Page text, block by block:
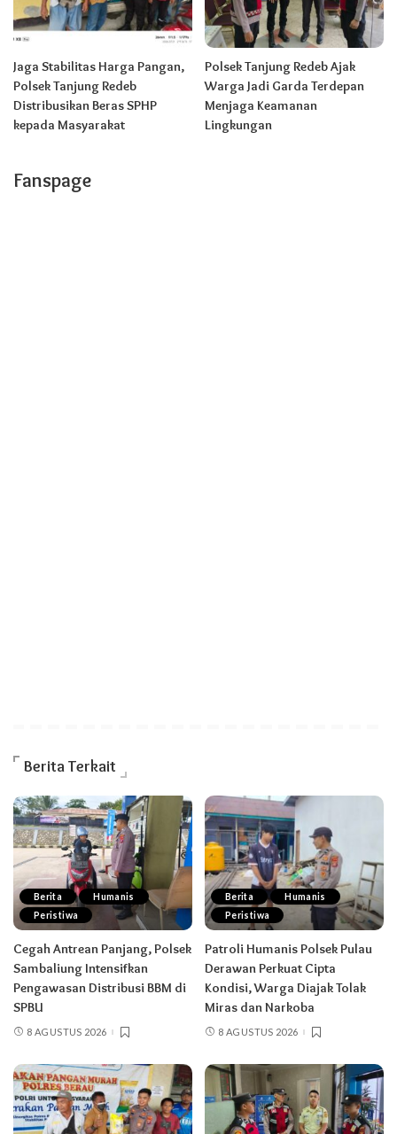
Jaga Stabilitas Harga Pangan,
Polsek Tanjung Redeb
Distribusikan Beras SPHP
kepada Masyarakat
Polsek Tanjung Redeb Ajak
Warga Jadi Garda Terdepan
Menjaga Keamanan
Lingkungan
Fanspage
Berita Terkait
Berita
Humanis
Peristiwa
Cegah Antrean Panjang, Polsek
Sambaliung Intensifkan
Pengawasan Distribusi BBM di
SPBU
8 AGUSTUS 2026
Berita
Humanis
Peristiwa
Patroli Humanis Polsek Pulau
Derawan Perkuat Cipta
Kondisi, Warga Diajak Tolak
Miras dan Narkoba
8 AGUSTUS 2026